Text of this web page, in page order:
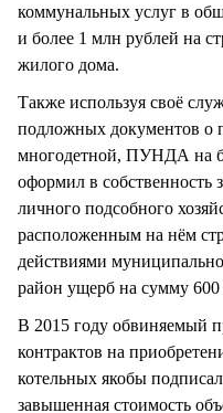
коммунальных услуг в
и более 1 млн рублей на
жилого дома.
Также используя своё
подложных документов о
многодетной, ПУНДА на
оформил в собственность
личного подсобного
расположенным на нём
действиями
район ущерб на сумму 600
В 2015 году обвиняемый
контрактов на
котельных якобы
завышенная стоимость